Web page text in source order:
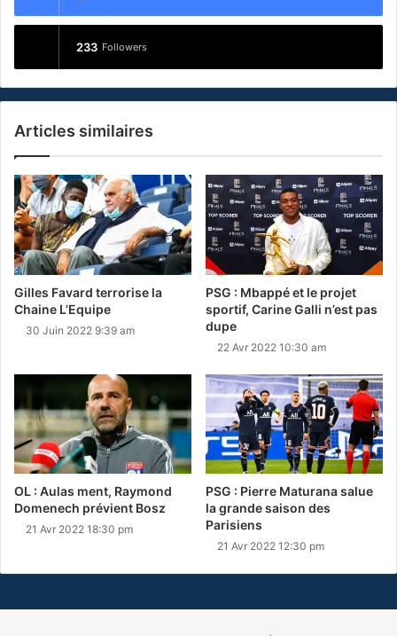
233 Followers
Articles similaires
Gilles Favard terrorise la
Chaine L’Equipe
30 Juin 2022 9:39 am
PSG : Mbappé et le projet
sportif, Carine Galli n’est pas
dupe
22 Avr 2022 10:30 am
OL : Aulas ment, Raymond
Domenech prévient Bosz
21 Avr 2022 18:30 pm
PSG : Pierre Maturana salue
la grande saison des
Parisiens
21 Avr 2022 12:30 pm